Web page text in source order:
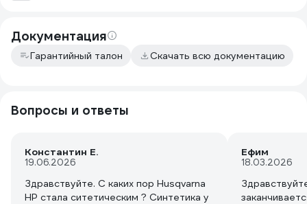
Документация
Гарантийный талон Скачать всю документацию
Вопросы и ответы
Константин Е.
19.06.2026
Здравствуйте. С каких пор Husqvarna
HP стала ситетическим ? Синтетика у
Ефим
18.03.2026